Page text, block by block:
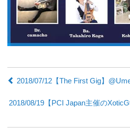
2018/07/12【The First Gig】
2018/08/19【PCI Japan主催の